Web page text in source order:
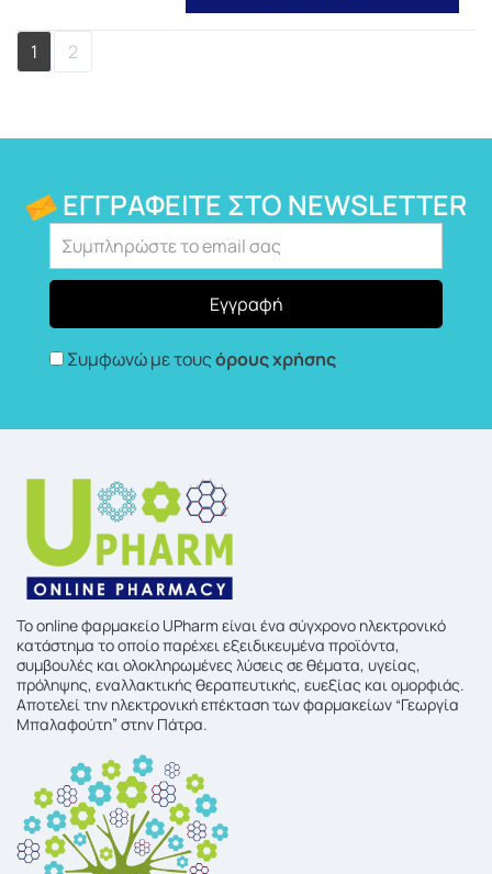
1 2
ΕΓΓΡΑΦΕΊΤΕ ΣΤΟ NEWSLETTER
Συμφωνώ με τουςόρους χρήσης
To online φαρμακείο UPharm είναι ένα σύγχρονο ηλεκτρονικό
κατάστημα το οποίο παρέχει εξειδικευμένα προϊόντα,
συμβουλές και ολοκληρωμένες λύσεις σε θέματα, υγείας,
πρόληψης, εναλλακτικής θεραπευτικής, ευεξίας και ομορφιάς.
Αποτελεί την ηλεκτρονική επέκταση των φαρμακείων “Γεωργία
Μπαλαφούτη” στην Πάτρα.